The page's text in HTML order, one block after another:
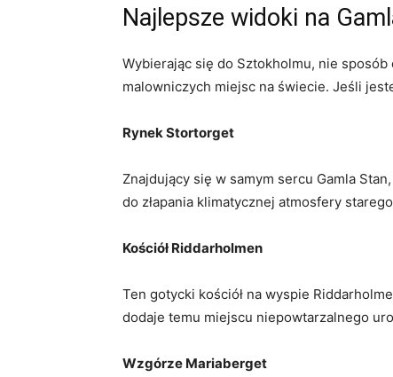
Najlepsze widoki na
Wybierając się do Sztokholmu, nie‍
malowniczych miejsc ⁣na świecie. ⁢Jeśli
Rynek⁤ Stortorget
Znajdujący się w samym sercu Gamla‌
do złapania klimatycznej⁢ atmosfery
Kościół Riddarholmen
Ten ⁤gotycki kościół na wyspie
dodaje temu ‌miejscu niepowtarzalnego
Wzgórze Mariaberget